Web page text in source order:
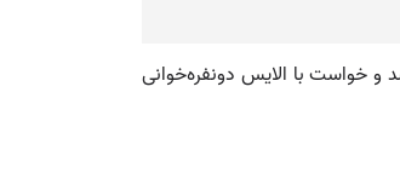
شد و خواست با الایس دونفره‌خوانی